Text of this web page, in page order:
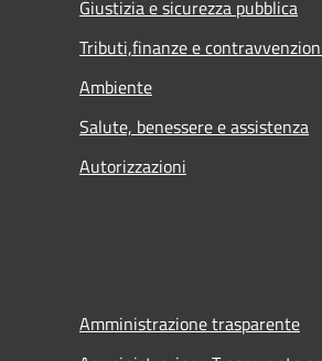
Giustizia e sicurezza pubblica
Tributi,finanze e
Ambiente
Salute, benessere e assistenza
Autorizzazioni
Amministrazione trasparente